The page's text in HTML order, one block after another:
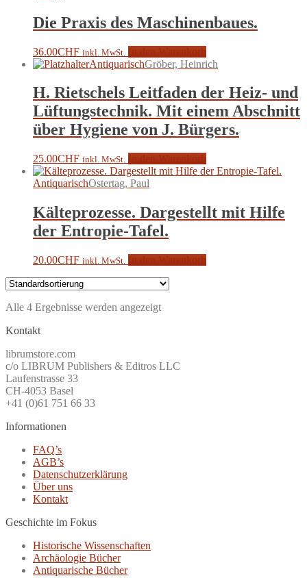
Die Praxis des Maschinenbaues.
36.00CHF inkl. MwSt.
AntiquarischGröber, Heinrich
H. Rietschels Leitfaden der Heiz- und
Lüftungstechnik. Mit einem Abschnitt
über Hygiene von J. Bürgers.
25.00CHF inkl. MwSt.
AntiquarischOstertag, Paul
Kälteprozesse. Dargestellt mit Hilfe
der Entropie-Tafel.
20.00CHF inkl. MwSt.
Alle 4 Ergebnisse werden angezeigt
Kontakt
librumstore.com
c/o LIBRUM Publishers & Editros LLC
Laufenstrasse 33
CH-4053 Basel
+41 (0)61 751 66 33
Informationen
FAQ’s
AGB’s
Datenschutzerklärung
Über uns
Kontakt
Geschichte im Fokus
Historische Wissenschaften
Archäologie Bücher
Antiquarische Bücher